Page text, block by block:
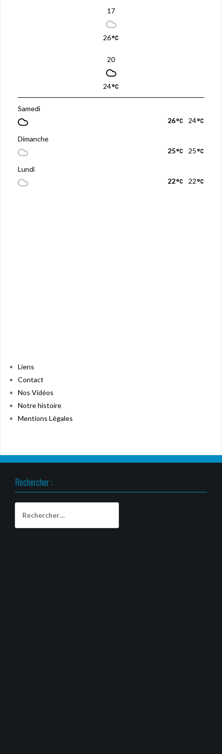
17
26
20
24
Samedi
24
26
Dimanche
25
25
Lundi
22
22
Liens
Contact
Nos Vidéos
Notre histoire
Mentions Légales
Rechercher :